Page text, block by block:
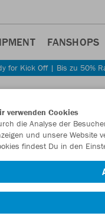
FANSHOPS
for Kick Off | Bis zu 50%
verwenden Cookies
die Analyse der
und unsere Website
findest Du in den